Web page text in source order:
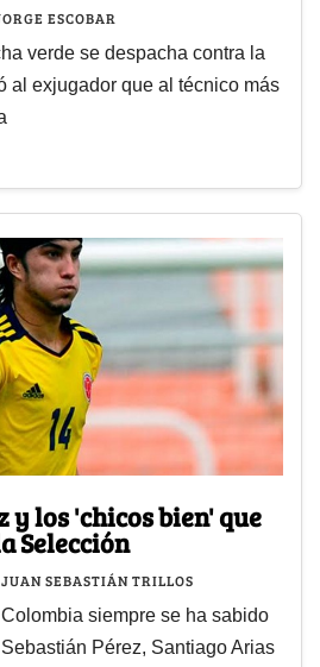
ESCOBAR
verde se despacha contra la
al exjugador que al técnico más
y los 'chicos bien' que
Selección
JUAN SEBASTIÁN TRILLOS
siempre se ha sabido
Pérez, Santiago Arias